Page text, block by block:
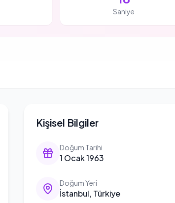
Saniye
Kişisel Bilgiler
Doğum Tarihi
1 Ocak 1963
Doğum Yeri
İstanbul, Türkiye